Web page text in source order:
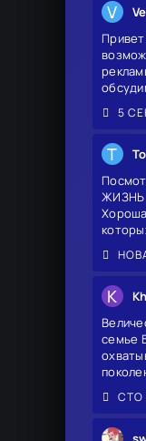
V
5
T
ЖИЗНЬ
K
семье
СТО